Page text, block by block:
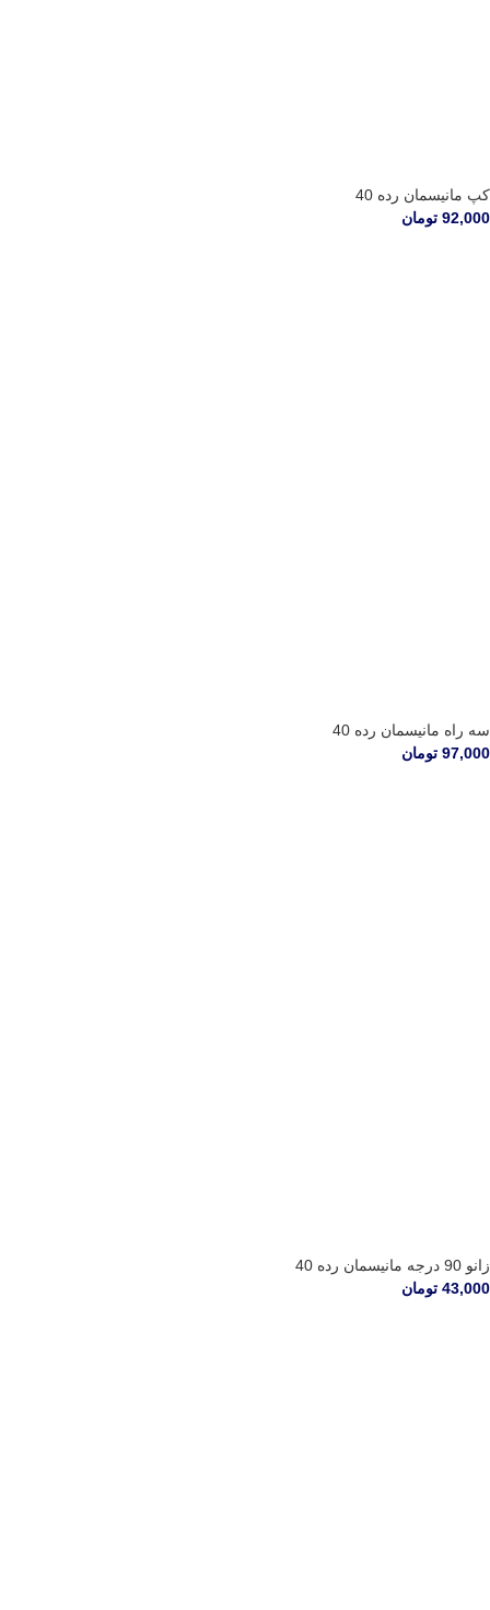
کپ مانیسمان رده 40
92,000 تومان
سه راه مانیسمان رده 40
97,000 تومان
زانو 90 درجه مانیسمان رده 40
43,000 تومان